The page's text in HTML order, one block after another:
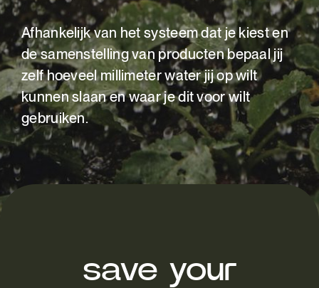
Afhankelijk van het systeem dat je kiest en
de samenstelling van producten bepaal jij
zelf hoeveel millimeter water jij op wilt
kunnen slaan en waar je dit voor wilt
gebruiken.
save your